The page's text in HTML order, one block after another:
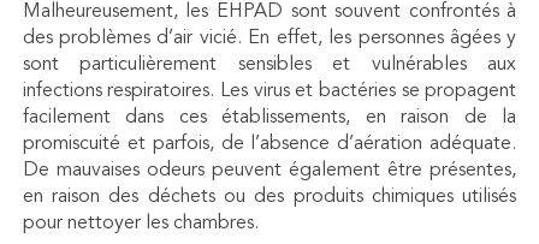
Malheureusement, les EHPAD sont souvent confrontés à
des problèmes d’air vicié. En effet, les personnes âgées y
sont particulièrement sensibles et vulnérables aux
infections respiratoires. Les virus et bactéries se propagent
facilement dans ces établissements, en raison de la
promiscuité et parfois, de l’absence d’aération adéquate.
De mauvaises odeurs peuvent également être présentes,
en raison des déchets ou des produits chimiques utilisés
pour nettoyer les chambres.